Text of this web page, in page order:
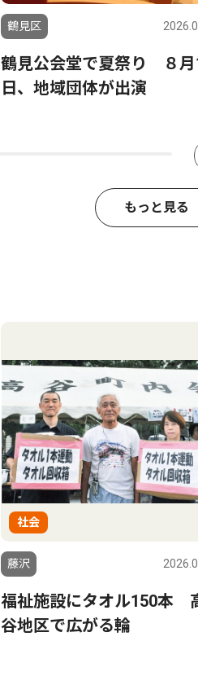
鶴見区
鶴見公会堂で夏祭り ８月
日、地域団体が出演
もっと見る
社会
藤沢
福祉施設にタオル150本
谷地区で広がる輪